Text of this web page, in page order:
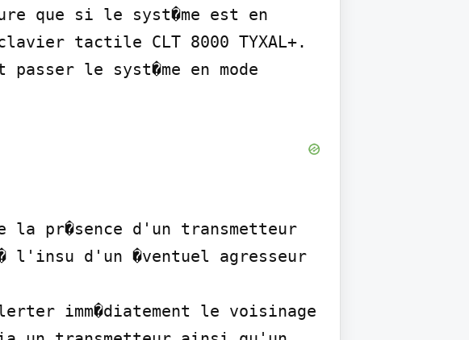
que si le syst�me est en
tactile CLT 8000 TYXAL+.
le syst�me en mode
la pr�sence d'un transmetteur
d'un �ventuel agresseur
imm�diatement le voisinage